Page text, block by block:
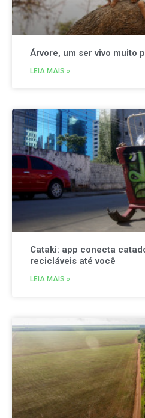
Árvore, um ser vivo muito
LEIA MAIS »
Cataki: app conecta
recicláveis até você
LEIA MAIS »